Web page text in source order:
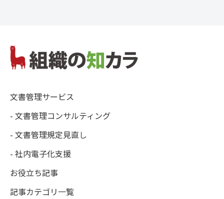
文書管理サービス
- 文書管理コンサルティング
- 文書管理規定見直し
- 社内電子化支援
お役立ち記事
記事カテゴリ一覧